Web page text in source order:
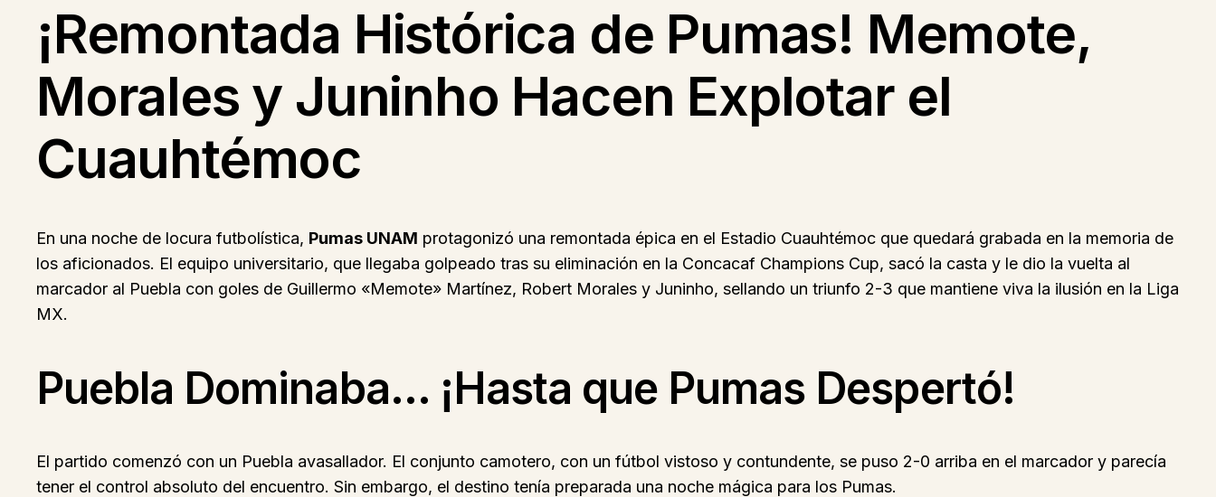
¡Remontada Histórica de Pumas! Memote,
Morales y Juninho Hacen Explotar el
Cuauhtémoc
En una noche de locura futbolística, Pumas UNAM protagonizó una remontada épica en el Estadio Cuauhtémoc que quedará grabada en la memoria de
los aficionados. El equipo universitario, que llegaba golpeado tras su eliminación en la Concacaf Champions Cup, sacó la casta y le dio la vuelta al
marcador al Puebla con goles de Guillermo «Memote» Martínez, Robert Morales y Juninho, sellando un triunfo 2-3 que mantiene viva la ilusión en la Liga
MX.
Puebla Dominaba… ¡Hasta que Pumas Despertó!
El partido comenzó con un Puebla avasallador. El conjunto camotero, con un fútbol vistoso y contundente, se puso 2-0 arriba en el marcador y parecía
tener el control absoluto del encuentro. Sin embargo, el destino tenía preparada una noche mágica para los Pumas.